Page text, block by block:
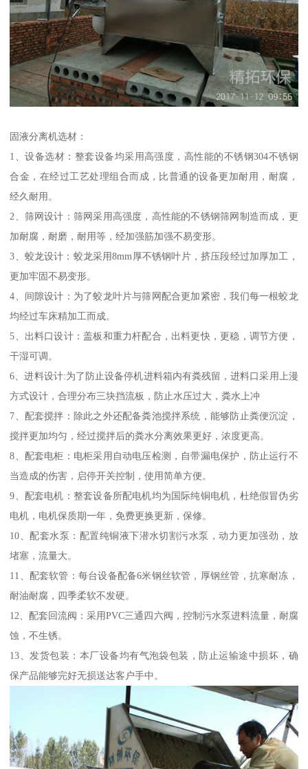
固液分离机选材：
1、设备选材：整套设备均采用高强度，高性能的不锈钢304不锈钢
合金，在经过工艺处理组合而成，比普通的设备更加耐用，耐腐，
经久耐用。
2、筛网设计：筛网采用高强度，高性能的不锈钢筛网制造而成，更
加耐腐，耐磨，耐用等，经加强筋加强不易变形。
3、蛟龙设计：蛟龙采用8mm厚不锈钢叶片，挤压段经过加厚加工，
更加牢固不易变形。
4、间隙设计：为了蛟龙叶片与筛网配合更加紧密，我们每一根蛟龙
均经过车床精加工而成。
5、出料口设计：盖板和重力杆配合，出料更快，更稳，调节方便，
干湿可调。
6、进料设计:为了防止设备停机进料箱内有粪残留，进料口采用上漫
方式设计，合理分布三块挡流板，防止水压过大，粪水上冲
7、配套搅拌：除此之外还配备粪池搅拌系统，能够防止粪便沉淀，
搅拌更加均匀，经过搅拌后的粪水分离效果更好，浓度更高。
8、配套电柜：电柜采用自动电压检测，自带漏电保护，防止运行不
当造成的伤害，启停开关控制，使用简单方便。
9、配套电机：整套设备所配电机均为国际纯铜电机，杜绝假冒伪劣
电机，电机保质期一年，免费更换更新，保修。
10、配套水泵：配置纯铜液下潜水切割污水泵，动力更加强劲，放
堵塞，流量大。
11、配套软管：每台设备配备6米钢丝软管，厚钢丝管，抗寒耐冻，
耐油耐腐，四季柔软不发硬。
12、配套回流阀：采用PVC三通四六阀，控制污水泵进料流量，耐腐
蚀，不生锈。
13、发货包装：本厂设备均有气泡袋包装，防止运输途中损坏，确
保产品能够完好无损送达客户手中。